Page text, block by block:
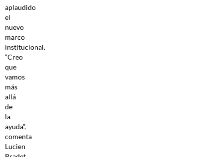
aplaudido
el
nuevo
marco
institucional.
“Creo
que
vamos
más
allá
de
la
ayuda”,
comenta
Lucien